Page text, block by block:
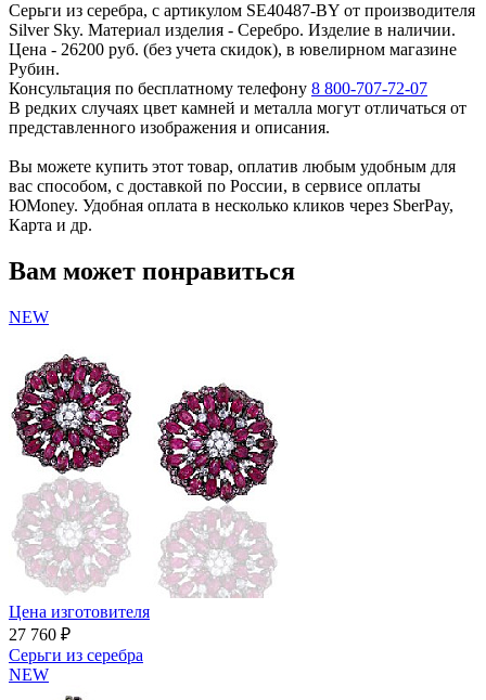
Серьги из серебра, с артикулом SE40487-BY от производителя
Silver Sky. Материал изделия - Серебро. Изделие в наличии.
Цена - 26200 руб. (без учета скидок), в ювелирном магазине
Рубин.
Консультация по бесплатному телефону 8 800-707-72-07
В редких случаях цвет камней и металла могут отличаться от
представленного изображения и описания.
Вы можете купить этот товар, оплатив любым удобным для
вас способом, с доставкой по России, в сервисе оплаты
ЮMoney. Удобная оплата в несколько кликов через SberPay,
Карта и др.
Вам может понравиться
NEW
Цена изготовителя
27 760 ₽
Серьги из серебра
NEW